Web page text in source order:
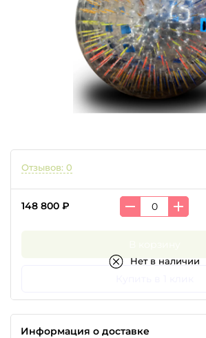
Отзывов: 0
148 800 ₽
Нет в наличии
Информация о доставке